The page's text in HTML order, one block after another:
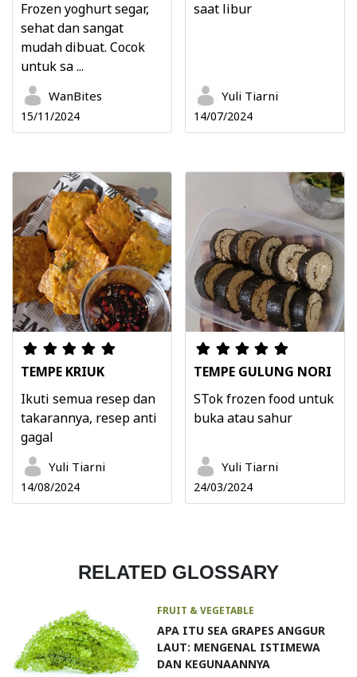
Frozen yoghurt segar,
sehat dan sangat
mudah dibuat. Cocok
untuk sa ...
WanBites
15/11/2024
saat libur
Yuli Tiarni
14/07/2024
TEMPE KRIUK
Ikuti semua resep dan
takarannya, resep anti
gagal
Yuli Tiarni
14/08/2024
TEMPE GULUNG NORI
STok frozen food untuk
buka atau sahur
Yuli Tiarni
24/03/2024
RELATED GLOSSARY
FRUIT & VEGETABLE
APA ITU SEA GRAPES ANGGUR
LAUT: MENGENAL ISTIMEWA
DAN KEGUNAANNYA